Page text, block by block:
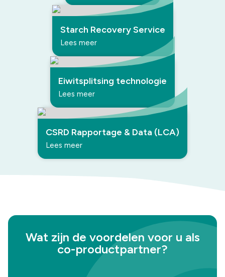
Starch Recovery Service
Lees meer
Eiwitsplitsing technologie
Lees meer
CSRD Rapportage & Data (LCA)
Lees meer
Wat zijn de voordelen voor u als
co-productpartner?